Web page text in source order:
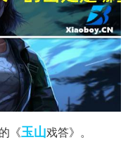
《玉山戏答》。